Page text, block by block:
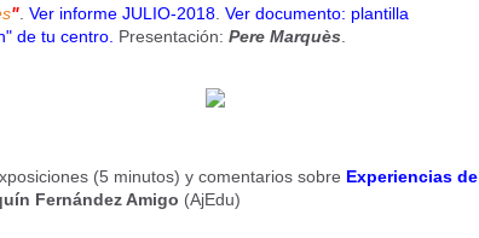
" Ver informe JULIO-2018 Ver documento: plantilla
de tu centro. Presentación: Pere Marquès
(5 minutos) y comentarios sobre Experiencias de
Fernández Amigo (AjEdu)